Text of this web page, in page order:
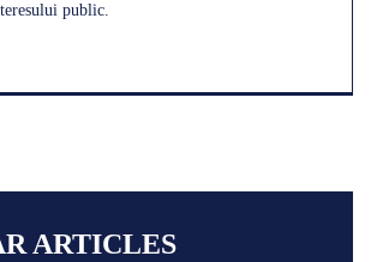
public.
ARTICLES